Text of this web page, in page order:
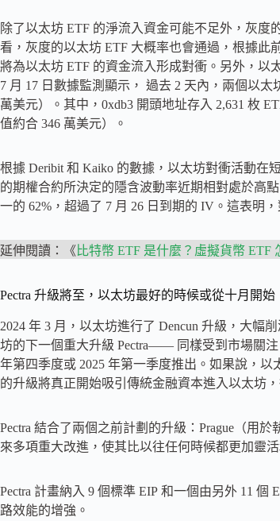
除了以太坊 ETF 的淨流入資金可能不足外，灰
看，灰度的以太坊 ETF 大概率也會通過，根據此
將為以太坊 ETF 的資金流入形成對衝。另外，以
7 月 17 日數據監測顯示， 過去 2 天內，兩個以太
萬美元）。其中，0xdb3 開頭地址存入 2,631 枚
值約合 346 萬美元）。
根據 Deribit 和 Kaiko 的數據，以太坊對衝活動在
的期權合約所決定的隱含波動率近期相對處於高
一的 62%，超過了 7 月 26 日到期的 IV。這表明
延伸閱讀：《比特幣 ETF 是什麼？虛擬貨幣 ETF
Pectra 升級將至，以太坊最好的時候或從十月開始
2024 年 3 月，以太坊進行了 Dencun 升級，大幅
坊的下一個重大升級 Pectra—— 同樣受到市場關注
年第四季度或 2025 年第一季度推出。如果說，
的升級將真正開始吸引傳統金融資本進入以太坊
Pectra 結合了兩個之前計劃的升級：Prague（用
來多項重大改進，使其比以往任何時候都更加靈活
Pectra 計畫納入 9 個標準 EIP 和一個由另外 11
路效能的增強。